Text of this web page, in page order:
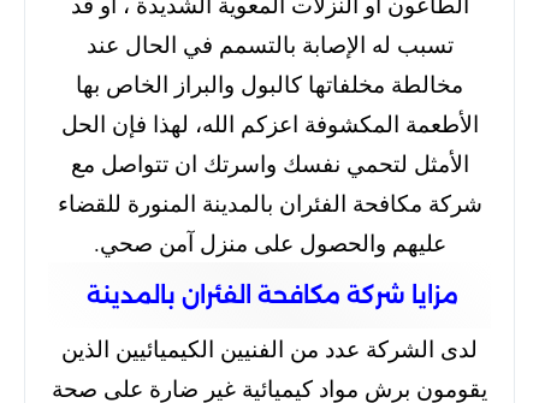
تسبب له الإصابة بالتسمم في الحال عند
مخالطة مخلفاتها كالبول والبراز الخاص بها
الأطعمة المكشوفة اعزكم الله، لهذا فإن الحل
الأمثل لتحمي نفسك واسرتك ان تتواصل مع
شركة مكافحة الفئران بالمدينة المنورة للقضاء
عليهم والحصول على منزل آمن صحي.
مزايا شركة مكافحة الفئران بالمدينة
لدى الشركة عدد من الفنيين الكيميائيين الذين
يقومون برش مواد كيميائية غير ضارة على صحة